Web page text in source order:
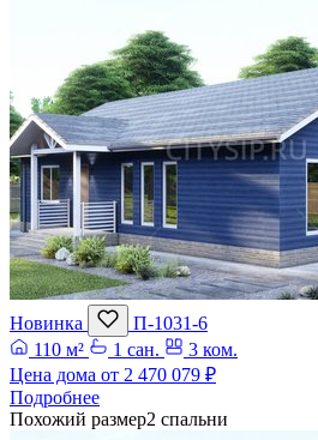
Новинка
П-1031-6
110 м²
1 сан.
3 ком.
Цена дома от 2 470 079 ₽
Подробнее
Похожий размер2 спальни